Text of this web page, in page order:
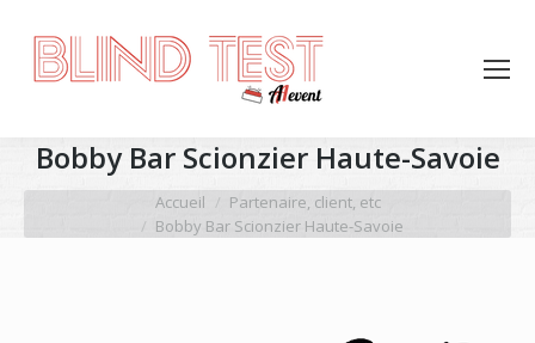
Bobby Bar Scionzier Haute-Savoie
Vous êtes ici : Accueil
Partenaire, client, etc
Bobby Bar Scionzier Haute-Savoie